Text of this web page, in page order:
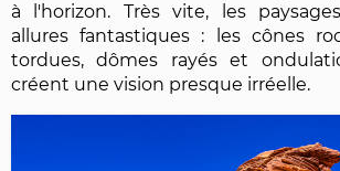
à l'horizon. Très vite, les
allures fantastiques : les cônes
tordues, dômes rayés et
créent une vision presque irréelle.